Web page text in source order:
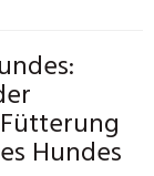
Hundes